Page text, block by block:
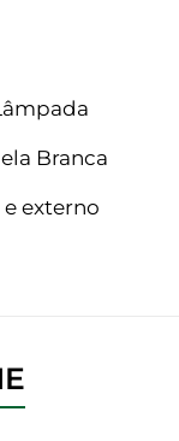
Branca
externo